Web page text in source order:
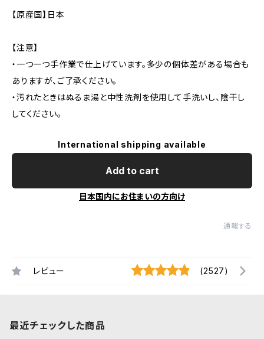
【原産国】日本
【注意】
・一つ一つ手作業で仕上げています。多少の個体差がある場合も
ありますが、ご了承ください。
・汚れたときはぬるま湯と中性洗剤を使用して手洗いし、陰干し
してください。
International shipping available
Add to cart
日本国内にお住まいの方向け
通報する
レビュー (2527)
最近チェックした商品